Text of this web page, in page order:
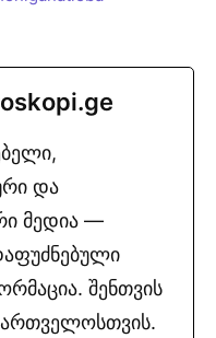
და
მედია —
შენთვის